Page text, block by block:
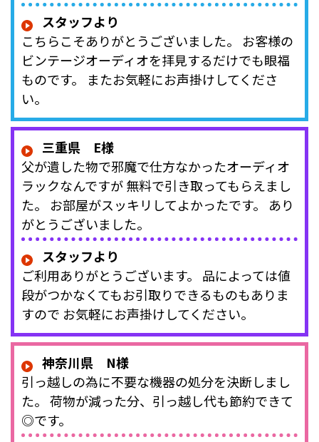
スタッフより
こちらこそありがとうございました。 お客様の
ビンテージオーディオを拝見するだけでも眼福
ものです。 またお気軽にお声掛けしてくださ
い。
三重県 E様
父が遺した物で邪魔で仕方なかったオーディオ
ラックなんですが 無料で引き取ってもらえまし
た。 お部屋がスッキリしてよかったです。 あり
がとうございました。
スタッフより
ご利用ありがとうございます。 品によっては値
段がつかなくてもお引取りできるものもありま
すので お気軽にお声掛けしてください。
神奈川県 N様
引っ越しの為に不要な機器の処分を決断しまし
た。 荷物が減った分、引っ越し代も節約できて
◎です。